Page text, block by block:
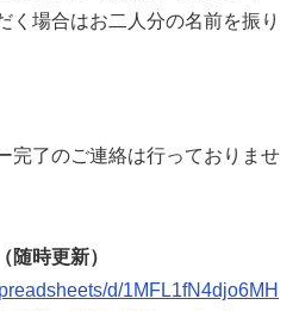
く場合はお二人分の名前を振り
完了のご連絡は行っておりませ
随時更新）
d/1MFL1fN4djo6MH